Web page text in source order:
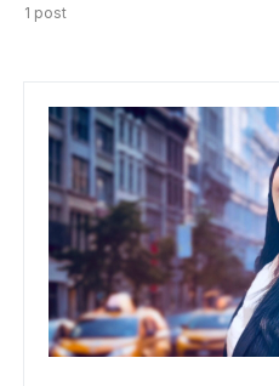
1 post